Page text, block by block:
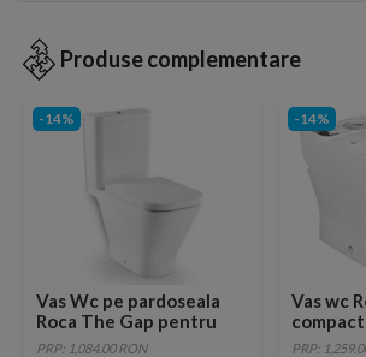
Produse complementare
-14%
Vas Wc pe pardoseala
Roca The Gap pentru
rezervor asezat
PRP: 1,084.00 RON
-14%
Vas wc
lipit de
PRP: